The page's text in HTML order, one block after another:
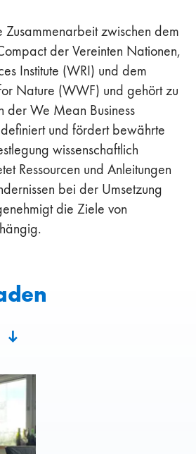
Zusammenarbeit zwischen dem
der Vereinten Nationen,
Institute (WRI) und dem
Nature (WWF) und gehört zu
der We Mean Business
und fördert bewährte
wissenschaftlich
Ressourcen und Anleitungen
bei der Umsetzung
die Ziele von